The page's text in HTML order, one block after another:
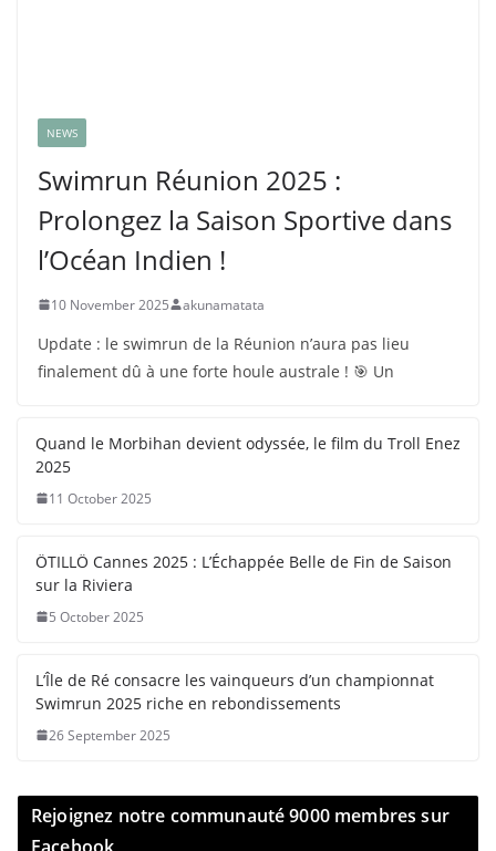
NEWS
Swimrun Réunion 2025 :
Prolongez la Saison Sportive dans
l’Océan Indien !
10 November 2025 akunamatata
Update : le swimrun de la Réunion n’aura pas lieu
finalement dû à une forte houle australe ! 🎯 Un
Quand le Morbihan devient odyssée, le film du Troll Enez
2025
11 October 2025
ÖTILLÖ Cannes 2025 : L’Échappée Belle de Fin de Saison
sur la Riviera
5 October 2025
L’Île de Ré consacre les vainqueurs d’un championnat
Swimrun 2025 riche en rebondissements
26 September 2025
Rejoignez notre communauté 9000 membres sur